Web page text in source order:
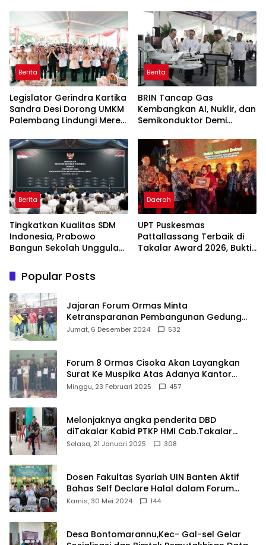
Sasaran
Berita
Legislator Gerindra Kartika
Sandra Desi Dorong UMKM
Palembang Lindungi Merek
Berita
BRIN Tancap Gas
Kembangkan AI, Nuklir, dan
Semikonduktor Demi
Indonesia
Berita
Tingkatkan Kualitas SDM
Indonesia, Prabowo
Bangun Sekolah Unggulan
Terbaik Dunia
Daerah
UPT Puskesmas
Pattallassang Terbaik di
Takalar Award 2026, Bukti
Popular Posts
Jajaran Forum Ormas Minta
Ketransparanan Pembangunan Gedung
Damkar Di Kecamatan Cisoka
Jumat, 6 Desember 2024 532
Forum 8 Ormas Cisoka Akan Layangkan
Surat Ke Muspika Atas Adanya Kantor
Matel di Cisoka
Minggu, 23 Februari 2025 457
Melonjaknya angka penderita DBD
diTakalar Kabid PTKP HMI Cab.Takalar
angkat bicara
Selasa, 21 Januari 2025 308
Dosen Fakultas Syariah UIN Banten Aktif
Bahas Self Declare Halal dalam Forum
Ijtima Ulama MUI
Kamis, 30 Mei 2024 144
Desa Bontomarannu,Kec- Gal-sel Gelar